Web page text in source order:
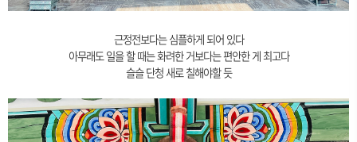
근정전보다는 심플하게 되어 있다
아무래도 일을 할 때는 화려한 거보다는 편안한 게 최고다
슬슬 단청 새로 칠해야할 듯